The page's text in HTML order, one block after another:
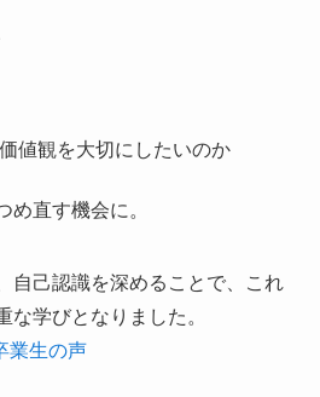
値観を大切にしたいのか
め直す機会に。
自己認識を深めることで、これ
な学びとなりました。
業生の声